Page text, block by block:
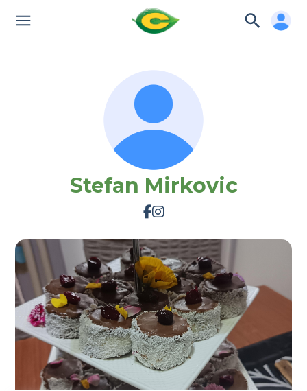
Stefan Mirkovic